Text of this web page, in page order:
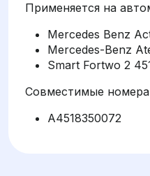
Применяется на
Mercedes Benz
Mercedes-Benz
Smart Fortwo 2
Совместимые номера
A4518350072